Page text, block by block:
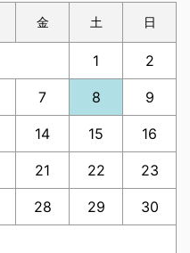
金 土 日
1 2
7 8 9
14 15 16
21 22 23
28 29 30